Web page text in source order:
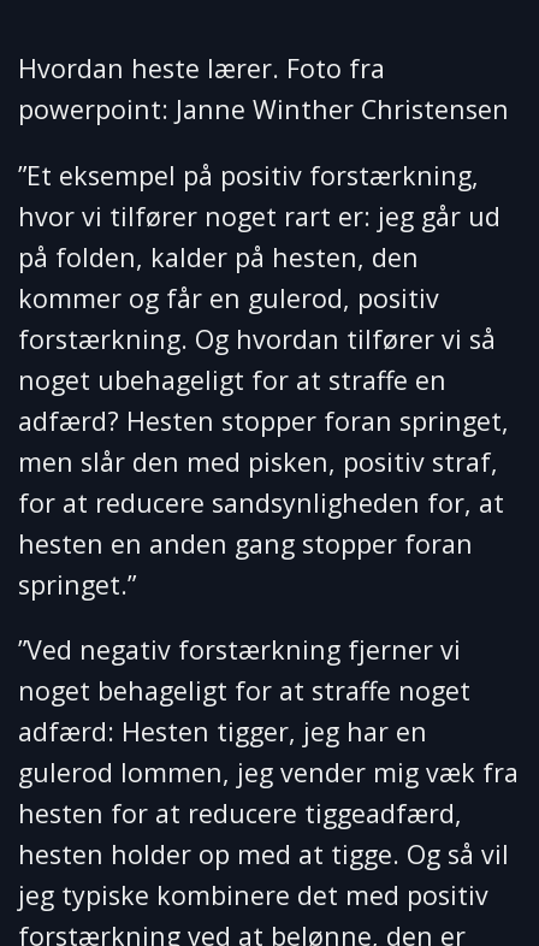
Hvordan heste lærer. Foto fra
powerpoint: Janne Winther Christensen
”Et eksempel på positiv forstærkning,
hvor vi tilfører noget rart er: jeg går ud
på folden, kalder på hesten, den
kommer og får en gulerod, positiv
forstærkning. Og hvordan tilfører vi så
noget ubehageligt for at straffe en
adfærd? Hesten stopper foran springet,
men slår den med pisken, positiv straf,
for at reducere sandsynligheden for, at
hesten en anden gang stopper foran
springet.”
”Ved negativ forstærkning fjerner vi
noget behageligt for at straffe noget
adfærd: Hesten tigger, jeg har en
gulerod lommen, jeg vender mig væk fra
hesten for at reducere tiggeadfærd,
hesten holder op med at tigge. Og så vil
jeg typiske kombinere det med positiv
forstærkning ved at belønne, den er